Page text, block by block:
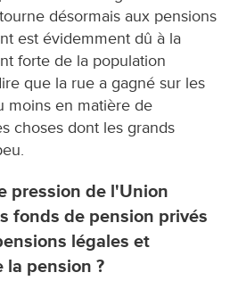
désormais aux pensions
est évidemment dû à la
forte de la population
que la rue a gagné sur les
moins en matière de
choses dont les grands
pression de l'Union
fonds de pension privés
légales et
la pension ?